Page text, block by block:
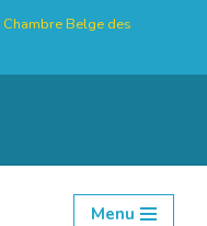
Chambre Belge des
Menu